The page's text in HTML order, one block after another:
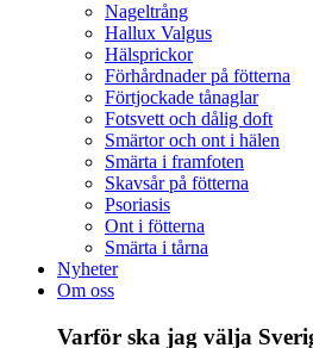
Nageltrång
Hallux Valgus
Hälsprickor
Förhårdnader på fötterna
Förtjockade tånaglar
Fotsvett och dålig doft
Smärtor och ont i hälen
Smärta i framfoten
Skavsår på fötterna
Psoriasis
Ont i fötterna
Smärta i tårna
Nyheter
Om oss
Varför ska jag välja